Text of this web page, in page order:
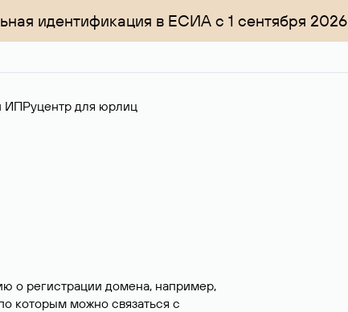
идентификация в ЕСИА с 1 сентября 2026
ИПРуцентр для юрлиц
о регистрации домена, например,
которым можно связаться с